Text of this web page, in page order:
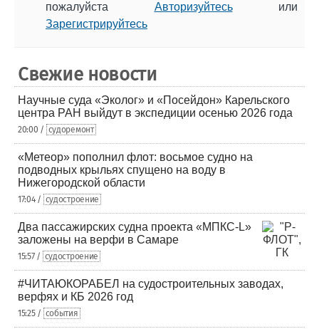
пожалуйста Авторизуйтесьили
Зарегистрируйтесь
Свежие новости
Научные суда «Эколог» и «Посейдон» Карельского
центра РАН выйдут в экспедиции осенью 2026 года
20:00 / судоремонт
«Метеор» пополнил флот: восьмое судно на
подводных крыльях спущено на воду в
Нижегородской области
17:04 / судостроение
Два пассажирских судна проекта «МПКС-L»
заложены на верфи в Самаре
15:57 / судостроение
#ЧИТАЮКОРАБЕЛ на судостроительных заводах,
верфях и КБ 2026 год
15:25 / события